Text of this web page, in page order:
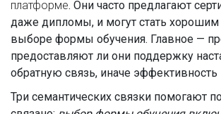
платформе. Они часто предлагают
даже дипломы, и могут стать хорошим
выборе формы обучения. Главное —
предоставляют ли они поддержку
обратную связь, иначе эффективность
Три семантических связки помогают